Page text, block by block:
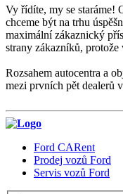
Vy řídíte, my se staráme!
chceme být na trhu
maximální zákaznický
strany zákazníků, protože
Rozsahem autocentra a
mezi prvních pět dealerů
Ford CARent
Prodej vozů Ford
Servis vozů Ford